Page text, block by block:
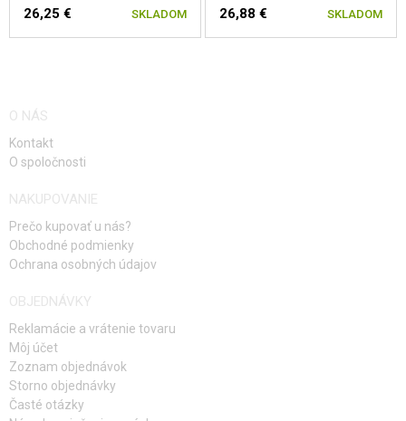
26,25 € SKLADOM 26,88 € SKLADOM
O NÁS
Kontakt
O spoločnosti
NAKUPOVANIE
Prečo kupovať u nás?
Obchodné podmienky
Ochrana osobných údajov
OBJEDNÁVKY
Reklamácie a vrátenie tovaru
Môj účet
Zoznam objednávok
Storno objednávky
Časté otázky